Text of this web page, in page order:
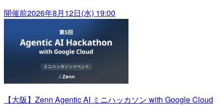
開催前2026年8月12日(水) 19:00
【大阪】Zenn Agentic AI ミニハッカソン with Google Cloud